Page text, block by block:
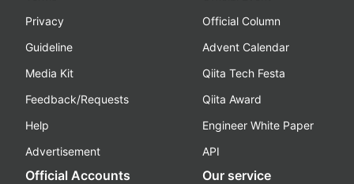
Privacy
Guideline
Media Kit
Feedback/Requests
Help
Advertisement
Official Column
Advent Calendar
Qiita Tech Festa
Qiita Award
Engineer White Paper
API
Official Accounts Our service